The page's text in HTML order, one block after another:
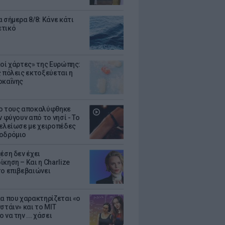
σήμερα 8/8: Κάνε κάτι
χάρτες» της Ευρώπης:
πόλεις εκτοξεύεται η
τους αποκαλύφθηκε
φύγουν από το νησί - Το
με χειροπέδες
δεν έχει
– Και η Charlize
επιβεβαιώνει
που χαρακτηρίζεται «ο
και το MIT
να την ... χάσει